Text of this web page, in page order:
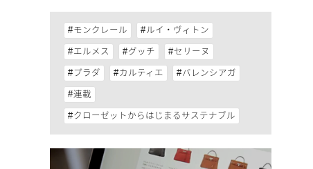
モンクレール ルイ・ヴィトン
エルメス グッチ セリーヌ
プラダ カルティエ バレンシアガ
連載
クローゼットからはじまるサステナブル